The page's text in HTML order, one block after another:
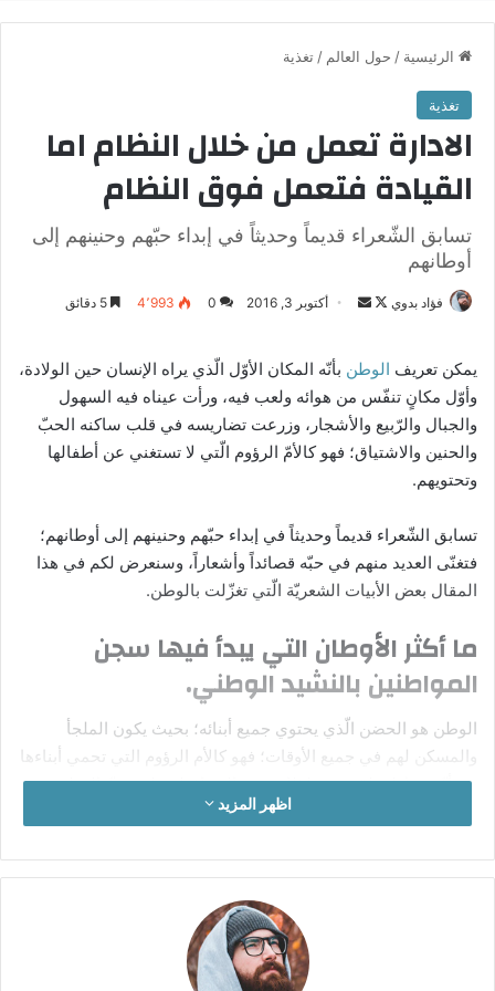
الرئيسية / حول العالم / تغذية
تغذية
الادارة تعمل من خلال النظام اما
القيادة فتعمل فوق النظام
تسابق الشّعراء قديماً وحديثاً في إبداء حبّهم وحنينهم إلى
أوطانهم
فؤاد بدوي
تابعأرسل أكتوبر 3, 2016 0 4٬993
يمكن تعريف الوطن بأنّه المكان الأوّل الّذي يراه الإنسان حين الولادة،
وأوّل مكانٍ تنفّس من هوائه ولعب فيه، ورأت عيناه فيه السهول
والجبال والرّبيع والأشجار، وزرعت تضاريسه في قلب ساكنه الحبّ
والحنين والاشتياق؛ فهو كالأمّ الرؤوم الّتي لا تستغني عن أطفالها
وتحتويهم.
تسابق الشّعراء قديماً وحديثاً في إبداء حبّهم وحنينهم إلى أوطانهم؛
فتغنّى العديد منهم في حبّه قصائداً وأشعاراً، وسنعرض لكم في هذا
المقال بعض الأبيات الشعريّة الّتي تغزّلت بالوطن.
ما أكثر الأوطان التي يبدأ فيها سجن
المواطنين بالنشيد الوطني.
الوطن هو الحضن الّذي يحتوي جميع أبنائه؛ بحيث يكون الملجأ
والمسكن لهم في جميع الأوقات؛ فهو كالأم الرؤوم التي تحمي أبناءها
من أيّة مخاطر تلمّ بهم، ولذلك يجب المحافظة على حبّ الوطن،
وطننا هو العالم بأسره، وقانوننا هو
الحرية، لا ينقصنا إلّا الثورة في قلوبنا
اظهر المزيد